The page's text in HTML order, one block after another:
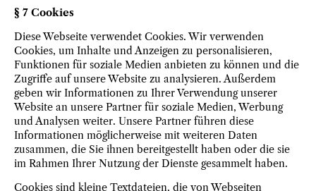
§ 7 Cookies
Diese Webseite verwendet Cookies. Wir verwenden
Cookies, um Inhalte und Anzeigen zu personalisieren,
Funktionen für soziale Medien anbieten zu können und die
Zugriffe auf unsere Website zu analysieren. Außerdem
geben wir Informationen zu Ihrer Verwendung unserer
Website an unsere Partner für soziale Medien, Werbung
und Analysen weiter. Unsere Partner führen diese
Informationen möglicherweise mit weiteren Daten
zusammen, die Sie ihnen bereitgestellt haben oder die sie
im Rahmen Ihrer Nutzung der Dienste gesammelt haben.
Cookies sind kleine Textdateien, die von Webseiten